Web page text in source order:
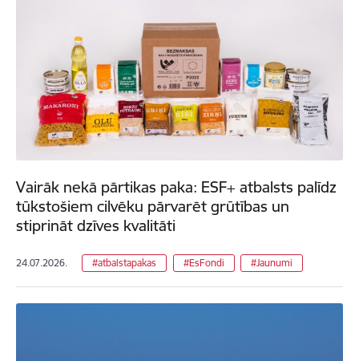
Vairāk nekā pārtikas paka: ESF+ atbalsts palīdz
tūkstošiem cilvēku pārvarēt grūtības un
stiprināt dzīves kvalitāti
24.07.2026. #atbalstapakas #EsFondi #Jaunumi